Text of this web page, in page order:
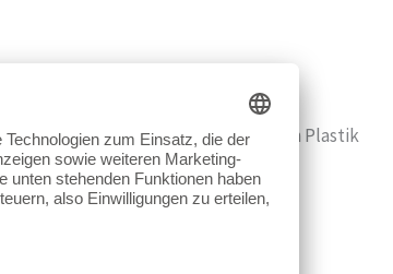
ist aus mit Glas verstärkten Plastik